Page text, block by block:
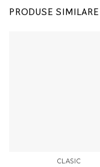
PRODUSE SIMILARE
CLASIC